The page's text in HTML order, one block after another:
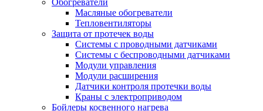
Обогреватели
Масляные обогреватели
Тепловентиляторы
Защита от протечек воды
Системы с проводными датчиками
Системы с беспроводными датчиками
Модули управления
Модули расширения
Датчики контроля протечки воды
Краны с электроприводом
Бойлеры косвенного нагрева